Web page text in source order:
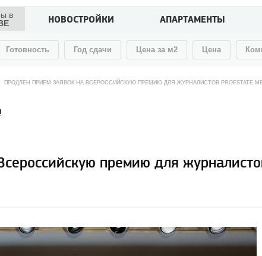
в
НОВОСТРОЙКИ АПАРТАМЕНТЫ
Готовность Год сдачи Цена за м2 Цена
ПРОДЛЕН ПРИЕМ ЗАЯВОК НА ВСЕРОССИЙСКУЮ ПРЕМИЮ ДЛЯ ЖУРНАЛИСТОВ PROESTATE
премию для журналистов